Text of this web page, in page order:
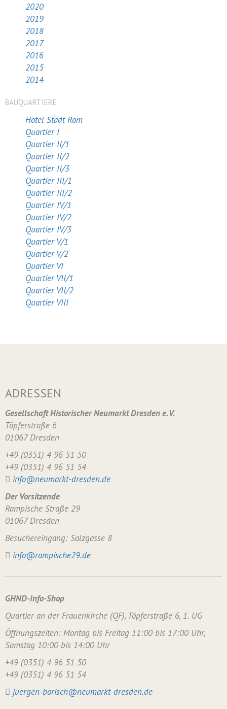
2020
2019
2018
2017
2016
2015
2014
BAUQUARTIERE
Hotel Stadt Rom
Quartier I
Quartier II/1
Quartier II/2
Quartier II/3
Quartier III/1
Quartier III/2
Quartier IV/1
Quartier IV/2
Quartier IV/3
Quartier V/1
Quartier V/2
Quartier VI
Quartier VII/1
Quartier VII/2
Quartier VIII
ADRESSEN
Gesellschaft Historischer Neumarkt Dresden e. V.
Töpferstraße 6
01067 Dresden
+49 (0351) 4 96 51 50
+49 (0351) 4 96 51 54
info@neumarkt-dresden.de
Der Vorsitzende
Rampische Straße 29
01067 Dresden
Besuchereingang: Salzgasse 8
info@rampische29.de
GHND-Info-Shop
Quartier an der Frauenkirche (QF), Töpferstraße 6, 1. UG
Öffnungszeiten: Montag bis Freitag 11:00 bis 17:00 Uhr,
Samstag 10:00 bis 14:00 Uhr
+49 (0351) 4 96 51 50
+49 (0351) 4 96 51 54
juergen-borisch@neumarkt-dresden.de